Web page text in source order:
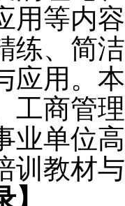
用等内
练、简
应用。
工商管
业单位
训教材
】